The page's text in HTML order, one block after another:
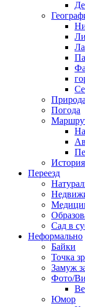
Природа
Погода
История
Переезд
Сад в
Неформально
Байки
Точка
Замуж
Фото/
Юмор